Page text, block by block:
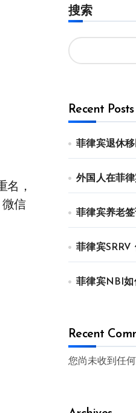
名，
信
搜索
Recent Posts
菲律宾退休
外国人在菲
菲律宾养老
菲律宾SRRV
菲律宾NBI如
Recent
您尚未收到任何